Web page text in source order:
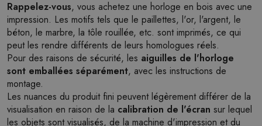
Rappelez-vous, vous achetez une horloge en bois avec une
impression. Les motifs tels que le paillettes, l'or, l'argent, le
béton, le marbre, la tôle rouillée, etc. sont imprimés, ce qui
peut les rendre différents de leurs homologues réels.
Pour des raisons de sécurité, les aiguilles de l'horloge
sont emballées séparément, avec les instructions de
montage.
Les nuances du produit fini peuvent légèrement différer de la
visualisation en raison de la calibration de l'écran sur lequel
les objets sont visualisés, de la machine d'impression et du